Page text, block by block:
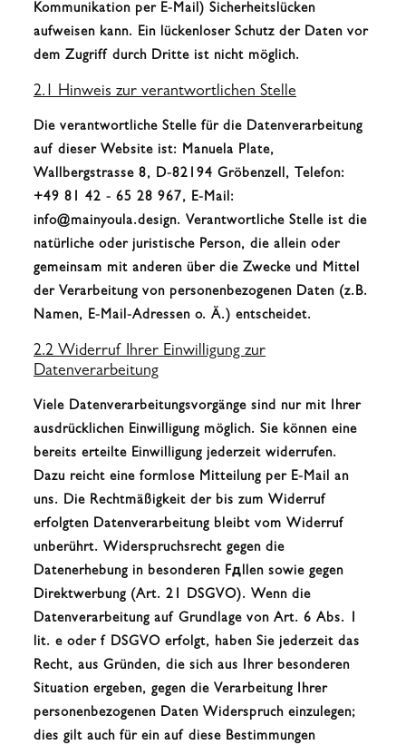
Kommunikation per E-Mail) Sicherheitslücken
aufweisen kann. Ein lückenloser Schutz der Daten vor
dem Zugriff durch Dritte ist nicht möglich.
2.1 Hinweis zur verantwortlichen Stelle
Die verantwortliche Stelle für die Datenverarbeitung
auf dieser Website ist: Manuela Plate,
Wallbergstrasse 8, D-82194 Gröbenzell, Telefon:
+49 81 42 - 65 28 967, E-Mail:
info@mainyoula.design. Verantwortliche Stelle ist die
natürliche oder juristische Person, die allein oder
gemeinsam mit anderen über die Zwecke und Mittel
der Verarbeitung von personenbezogenen Daten (z.B.
Namen, E-Mail-Adressen o. Ä.) entscheidet.
2.2 Widerruf Ihrer Einwilligung zur
Datenverarbeitung
Viele Datenverarbeitungsvorgänge sind nur mit Ihrer
ausdrücklichen Einwilligung möglich. Sie können eine
bereits erteilte Einwilligung jederzeit widerrufen.
Dazu reicht eine formlose Mitteilung per E-Mail an
uns. Die Rechtmäßigkeit der bis zum Widerruf
erfolgten Datenverarbeitung bleibt vom Widerruf
unberührt. Widerspruchsrecht gegen die
Datenerhebung in besonderen Fдllen sowie gegen
Direktwerbung (Art. 21 DSGVO). Wenn die
Datenverarbeitung auf Grundlage von Art. 6 Abs. 1
lit. e oder f DSGVO erfolgt, haben Sie jederzeit das
Recht, aus Gründen, die sich aus Ihrer besonderen
Situation ergeben, gegen die Verarbeitung Ihrer
personenbezogenen Daten Widerspruch einzulegen;
dies gilt auch für ein auf diese Bestimmungen